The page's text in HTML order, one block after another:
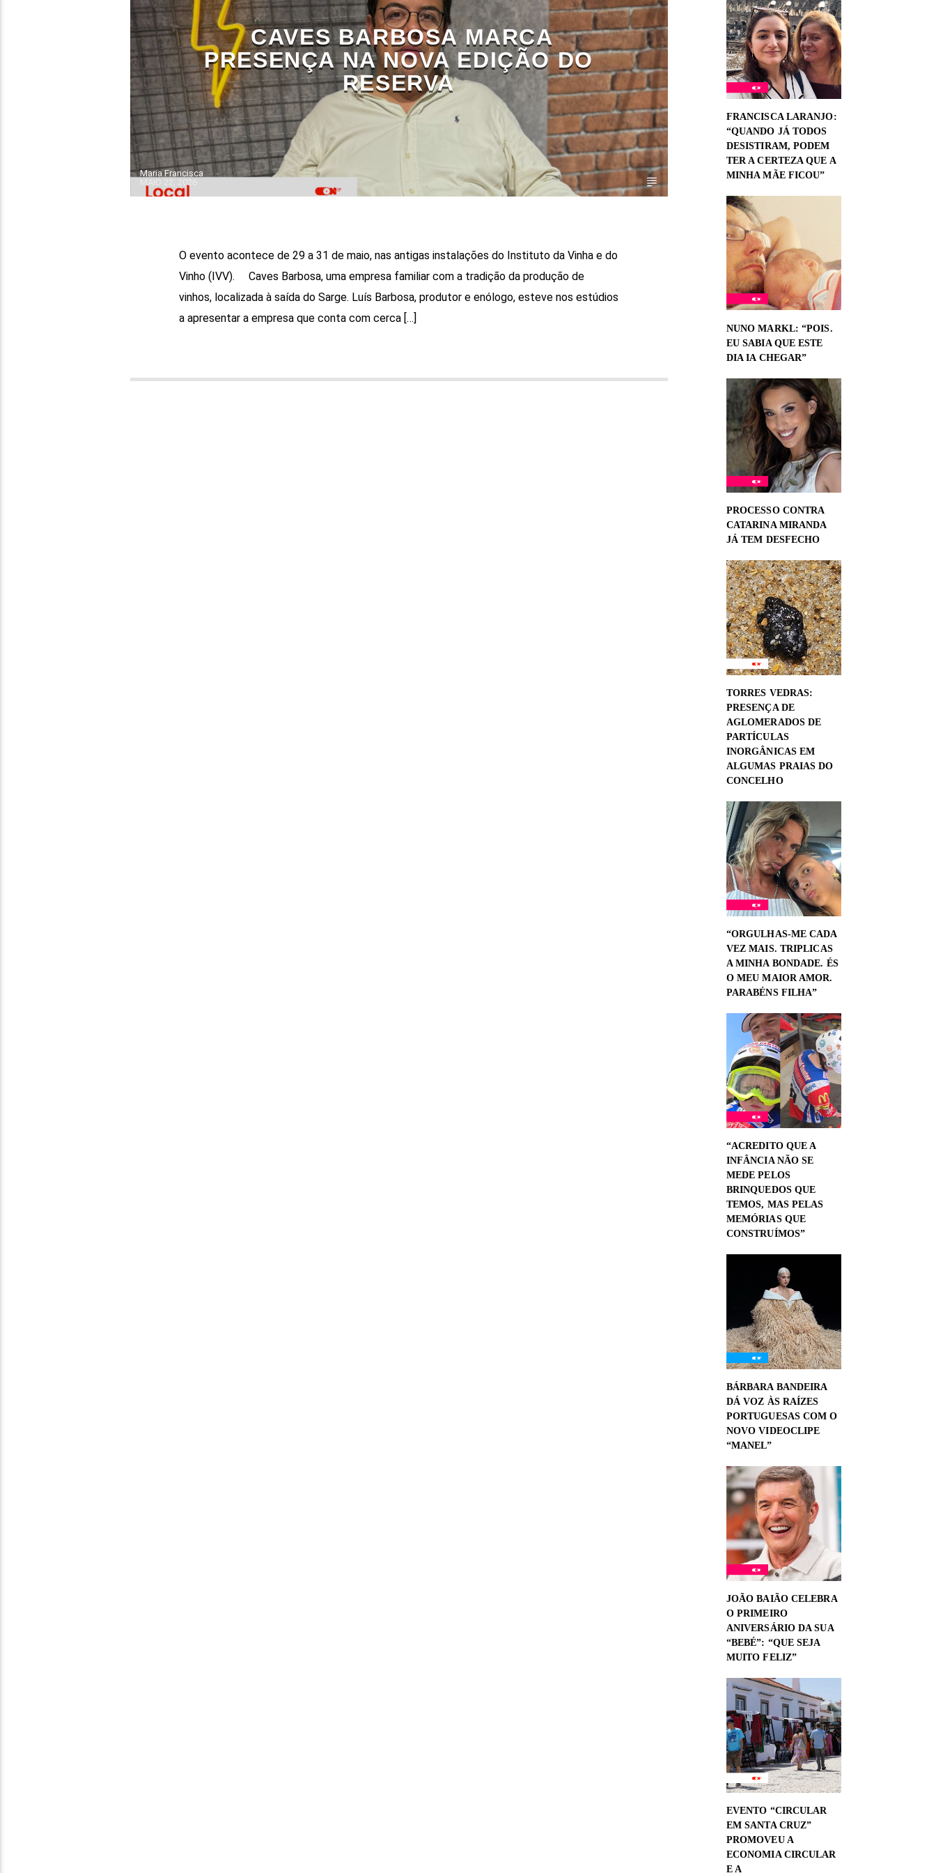
CAVES BARBOSA MARCA
PRESENÇA NA NOVA EDIÇÃO DO
RESERVA
Maria Francisca
O evento acontece de 29 a 31 de maio, nas antigas instalações do Instituto da Vinha e do
Vinho (IVV). Caves Barbosa, uma empresa familiar com a tradição da produção de
vinhos, localizada à saída do Sarge. Luís Barbosa, produtor e enólogo, esteve nos estúdios
a apresentar a empresa que conta com cerca […]
FRANCISCA LARANJO:
“QUANDO JÁ TODOS
DESISTIRAM, PODEM
TER A CERTEZA QUE A
MINHA MÃE FICOU”
NUNO MARKL: “POIS.
EU SABIA QUE ESTE
DIA IA CHEGAR”
PROCESSO CONTRA
CATARINA MIRANDA
JÁ TEM DESFECHO
TORRES VEDRAS:
PRESENÇA DE
AGLOMERADOS DE
PARTÍCULAS
INORGÂNICAS EM
ALGUMAS PRAIAS DO
CONCELHO
“ORGULHAS-ME CADA
VEZ MAIS. TRIPLICAS
A MINHA BONDADE. ÉS
O MEU MAIOR AMOR.
PARABÉNS FILHA”
“ACREDITO QUE A
INFÂNCIA NÃO SE
MEDE PELOS
BRINQUEDOS QUE
TEMOS, MAS PELAS
MEMÓRIAS QUE
CONSTRUÍMOS”
BÁRBARA BANDEIRA
DÁ VOZ ÀS RAÍZES
PORTUGUESAS COM O
NOVO VIDEOCLIPE
“MANEL”
JOÃO BAIÃO CELEBRA
O PRIMEIRO
ANIVERSÁRIO DA SUA
“BEBÉ”: “QUE SEJA
MUITO FELIZ”
EVENTO “CIRCULAR
EM SANTA CRUZ”
PROMOVEU A
ECONOMIA CIRCULAR
E A